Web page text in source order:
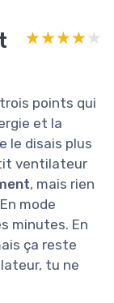
★★★★★
★★★★★
points qui
et la
le disais plus
ventilateur
, mais rien
mode
minutes. En
ça reste
tu ne